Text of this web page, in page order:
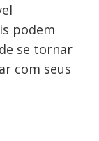
podem
se tornar
com seus